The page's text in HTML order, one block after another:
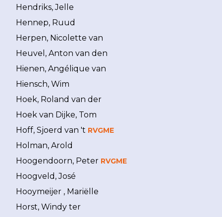
Hendriks, Jelle
Hennep, Ruud
Herpen, Nicolette van
Heuvel, Anton van den
Hienen, Angélique van
Hiensch, Wim
Hoek, Roland van der
Hoek van Dijke, Tom
Hoff, Sjoerd van 't RVGME
Holman, Arold
Hoogendoorn, Peter RVGME
Hoogveld, José
Hooymeijer , Mariëlle
Horst, Windy ter